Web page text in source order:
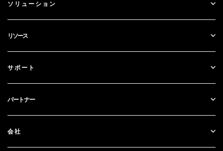
SecurID
ソリューション
多要素認証
金融サービス
リソース
ブログ
ドキュメンテーション
サポート
カスタマー・サポート
パートナー
パートナーになる
会社